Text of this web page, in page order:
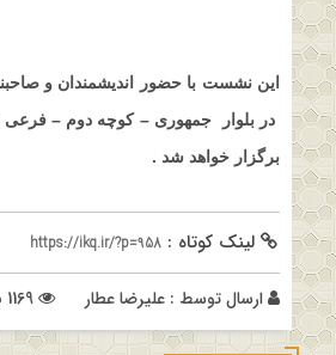
در بلوار جمهوری – کوچه دوم –
برگزار خواهد شد .
لینک کوتاه : https://ikq.ir/?p=958
ارسال توسط : علیرضا عطار